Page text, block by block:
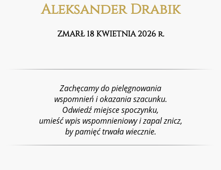
Aleksander Drabik
ZMARŁ 18 KWIETNIA 2026 r.
Zachęcamy do pielęgnowania
wspomnień i okazania szacunku.
Odwiedź miejsce spoczynku,
umieść wpis wspomnieniowy i zapal znicz,
by pamięć trwała wiecznie.